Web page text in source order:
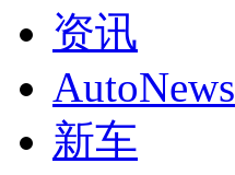
资讯
AutoNews
新车